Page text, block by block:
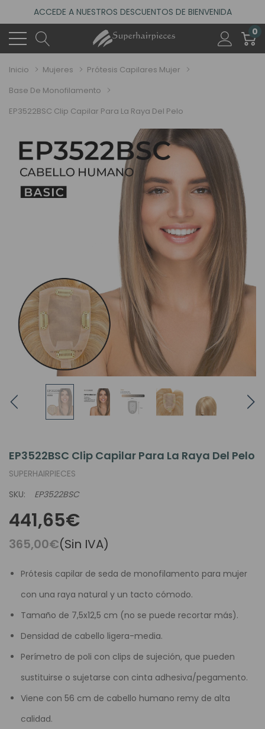
ACCEDE A NUESTROS DESCUENTOS DE BIENVENIDA
4.6
(485 reseñas)
VISITA NUESTRO NUEVO SALÓN EN MADRID
ACCEDE A NUESTROS DESCUENTOS DE BIENVENIDA
4.6
(485 reseñas)
0
Inicio Mujeres
Prótesis Capilares Mujer
Base De Monofilamento
EP3522BSC Clip Capilar Para La Raya Del Pelo
EP3522BSC Clip Capilar Para La Raya Del Pelo
SUPERHAIRPIECES
SKU:
EP3522BSC
441,65€
365,00€(Sin IVA)
Prótesis capilar de seda de monofilamento para mujer
con una raya natural y un tacto cómodo.
Tamaño de 7,5x12,5 cm (no se puede recortar más).
Densidad de cabello ligera-media.
Perímetro de poli con clips de sujeción, que pueden
sustituirse o sujetarse con cinta adhesiva/pegamento.
Viene con 56 cm de cabello humano remy de alta
calidad.